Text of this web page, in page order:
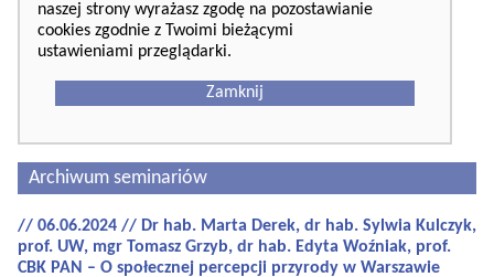
naszej strony wyrażasz zgodę na pozostawianie
cookies zgodnie z Twoimi bieżącymi
ustawieniami przeglądarki.
Zamknij
Archiwum seminariów
// 06.06.2024 // Dr hab. Marta Derek, dr hab. Sylwia Kulczyk,
prof. UW, mgr Tomasz Grzyb, dr hab. Edyta Woźniak, prof.
CBK PAN – O społecznej percepcji przyrody w Warszawie